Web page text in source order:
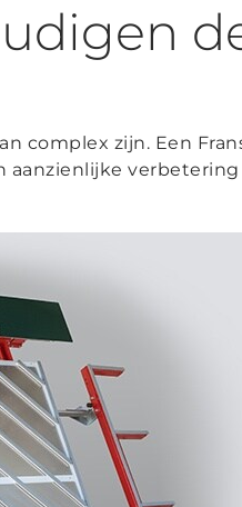
complex zijn. Een
aanzienlijke verbetering